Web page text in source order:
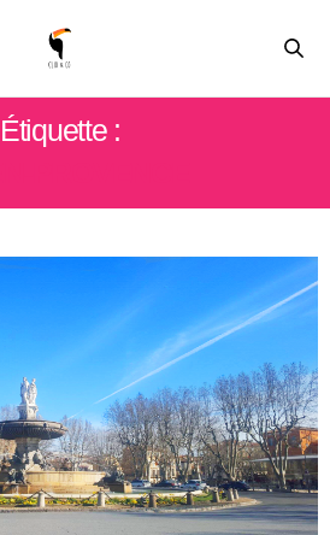
Étiquette :